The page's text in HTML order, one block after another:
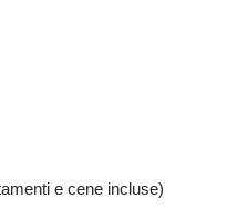
e cene incluse)